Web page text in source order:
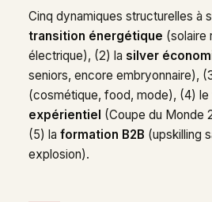
Cinq dynamiques structurelles à
transition énergétique (solaire
électrique), (2) la silver
seniors, encore embryonnaire),
(cosmétique, food, mode), (4) le
expérientiel (Coupe du Monde
(5) la formation B2B (upskilling
explosion).